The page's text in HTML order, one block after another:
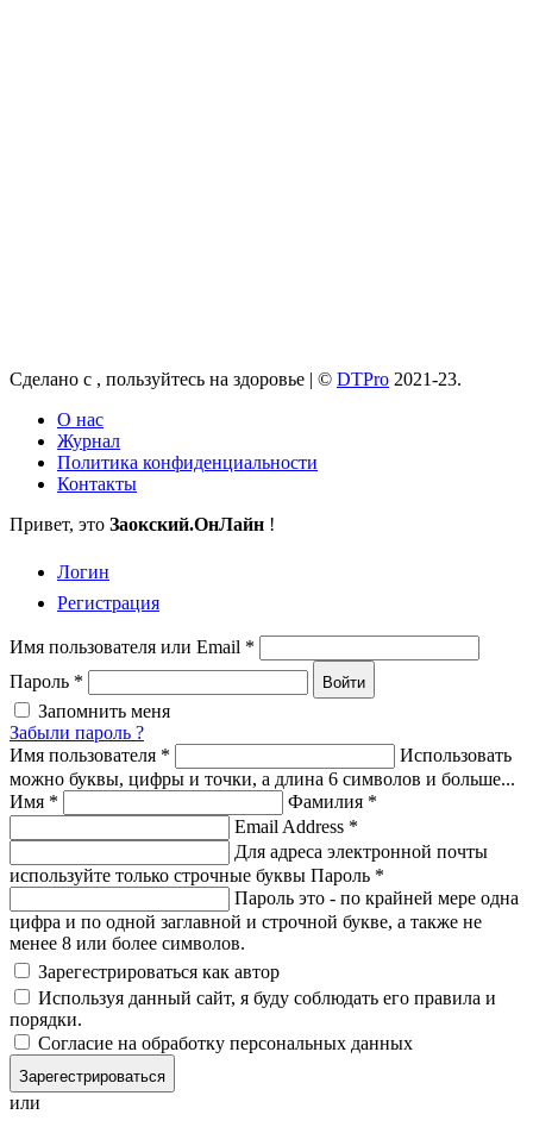
Сделано с , пользуйтесь на здоровье | © DTPro 2021-23.
О нас
Журнал
Политика конфиденциальности
Контакты
Привет, это Заокский.ОнЛайн !
Логин
Регистрация
Имя пользователя или Email *
Пароль * Войти
Запомнить меня
Забыли пароль ?
Имя пользователя *
Использовать
можно буквы, цифры и точки, а длина 6 символов и больше...
Имя * Фамилия *
Email Address *
Для адреса электронной почты
используйте только строчные буквы Пароль *
Пароль это - по крайней мере одна
цифра и по одной заглавной и строчной букве, а также не
менее 8 или более символов.
Зарегестрироваться как автор
Используя данный сайт, я буду соблюдать его правила и
порядки.
Согласие на обработку персональных данных
Зарегестрироваться
или